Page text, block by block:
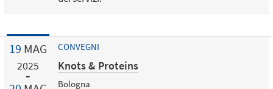
19 MAG
2025
CONVEGNI
Knots & Proteins
Bologna